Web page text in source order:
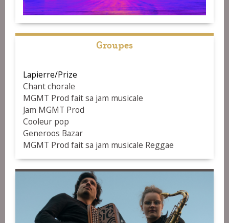
Groupes
Lapierre/Prize
Chant chorale
MGMT Prod fait sa jam musicale
Jam MGMT Prod
Cooleur pop
Generoos Bazar
MGMT Prod fait sa jam musicale Reggae